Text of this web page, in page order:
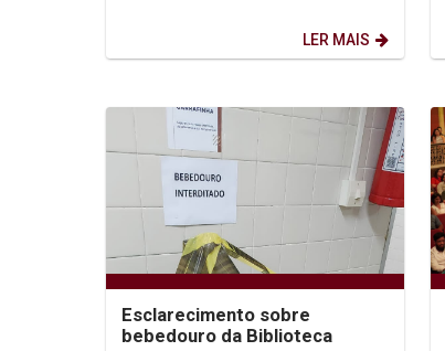
estadual, promovido pela...LER MAIS
Esclarecimento sobre
bebedouro da Biblioteca